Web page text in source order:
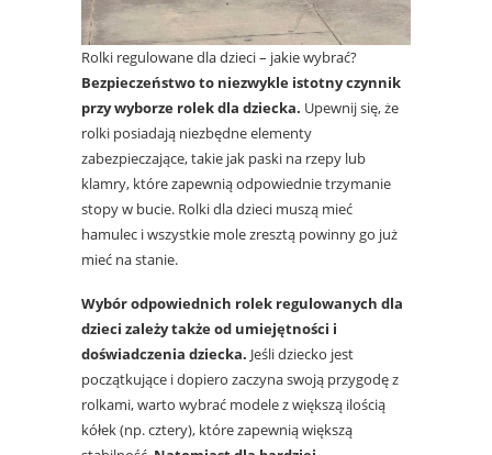
Rolki regulowane dla dzieci – jakie wybrać?
Bezpieczeństwo to niezwykle istotny czynnik
przy wyborze rolek dla dziecka. Upewnij się, że
rolki posiadają niezbędne elementy
zabezpieczające, takie jak paski na rzepy lub
klamry, które zapewnią odpowiednie trzymanie
stopy w bucie. Rolki dla dzieci muszą mieć
hamulec i wszystkie mole zresztą powinny go już
mieć na stanie.
Wybór odpowiednich rolek regulowanych dla
dzieci zależy także od umiejętności i
doświadczenia dziecka. Jeśli dziecko jest
początkujące i dopiero zaczyna swoją przygodę z
rolkami, warto wybrać modele z większą ilością
kółek (np. cztery), które zapewnią większą